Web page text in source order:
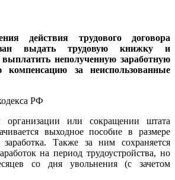
действия трудового договора
выдать трудовую книжку и
выплатить неполученную заработную
за неиспользованные
РФ
или сокращении штата
выходное пособие в размере
заработка. Также за ним сохраняется
на период трудоустройства, но
со дня увольнения (с зачетом